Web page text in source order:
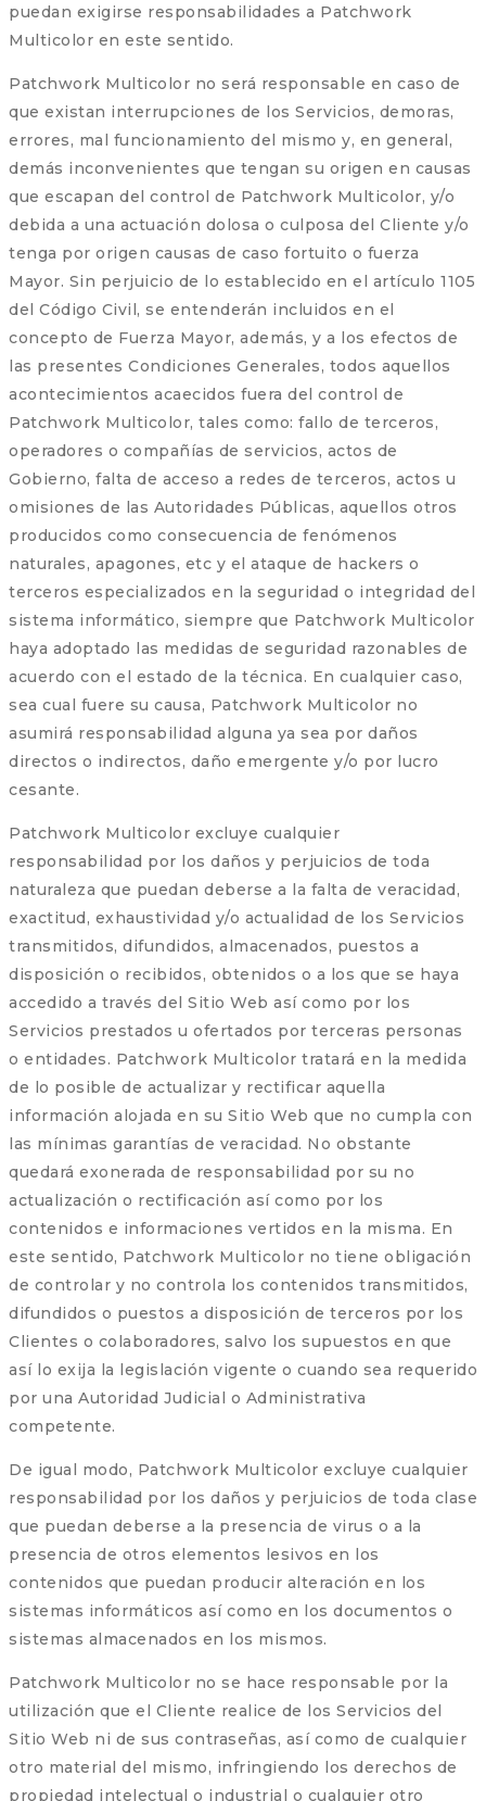
puedan exigirse responsabilidades a Patchwork
Multicolor en este sentido.
Patchwork Multicolor no será responsable en caso de
que existan interrupciones de los Servicios, demoras,
errores, mal funcionamiento del mismo y, en general,
demás inconvenientes que tengan su origen en causas
que escapan del control de Patchwork Multicolor, y/o
debida a una actuación dolosa o culposa del Cliente y/o
tenga por origen causas de caso fortuito o fuerza
Mayor. Sin perjuicio de lo establecido en el artículo 1105
del Código Civil, se entenderán incluidos en el
concepto de Fuerza Mayor, además, y a los efectos de
las presentes Condiciones Generales, todos aquellos
acontecimientos acaecidos fuera del control de
Patchwork Multicolor, tales como: fallo de terceros,
operadores o compañías de servicios, actos de
Gobierno, falta de acceso a redes de terceros, actos u
omisiones de las Autoridades Públicas, aquellos otros
producidos como consecuencia de fenómenos
naturales, apagones, etc y el ataque de hackers o
terceros especializados en la seguridad o integridad del
sistema informático, siempre que Patchwork Multicolor
haya adoptado las medidas de seguridad razonables de
acuerdo con el estado de la técnica. En cualquier caso,
sea cual fuere su causa, Patchwork Multicolor no
asumirá responsabilidad alguna ya sea por daños
directos o indirectos, daño emergente y/o por lucro
cesante.
Patchwork Multicolor excluye cualquier
responsabilidad por los daños y perjuicios de toda
naturaleza que puedan deberse a la falta de veracidad,
exactitud, exhaustividad y/o actualidad de los Servicios
transmitidos, difundidos, almacenados, puestos a
disposición o recibidos, obtenidos o a los que se haya
accedido a través del Sitio Web así como por los
Servicios prestados u ofertados por terceras personas
o entidades. Patchwork Multicolor tratará en la medida
de lo posible de actualizar y rectificar aquella
información alojada en su Sitio Web que no cumpla con
las mínimas garantías de veracidad. No obstante
quedará exonerada de responsabilidad por su no
actualización o rectificación así como por los
contenidos e informaciones vertidos en la misma. En
este sentido, Patchwork Multicolor no tiene obligación
de controlar y no controla los contenidos transmitidos,
difundidos o puestos a disposición de terceros por los
Clientes o colaboradores, salvo los supuestos en que
así lo exija la legislación vigente o cuando sea requerido
por una Autoridad Judicial o Administrativa
competente.
De igual modo, Patchwork Multicolor excluye cualquier
responsabilidad por los daños y perjuicios de toda clase
que puedan deberse a la presencia de virus o a la
presencia de otros elementos lesivos en los
contenidos que puedan producir alteración en los
sistemas informáticos así como en los documentos o
sistemas almacenados en los mismos.
Patchwork Multicolor no se hace responsable por la
utilización que el Cliente realice de los Servicios del
Sitio Web ni de sus contraseñas, así como de cualquier
otro material del mismo, infringiendo los derechos de
propiedad intelectual o industrial o cualquier otro